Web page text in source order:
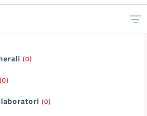
(0)
(0)
(0)